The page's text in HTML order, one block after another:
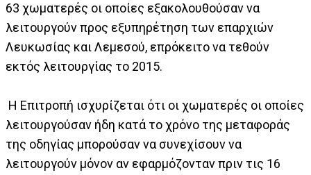
63 χωματερές οι οποίες εξακολουθούσαν να
λειτουργούν προς εξυπηρέτηση των επαρχιών
Λευκωσίας και Λεμεσού, επρόκειτο να τεθούν
εκτός λειτουργίας το 2015.
Η Επιτροπή ισχυρίζεται ότι οι χωματερές οι οποίες
λειτουργούσαν ήδη κατά το χρόνο της μεταφοράς
της οδηγίας μπορούσαν να συνεχίσουν να
λειτουργούν μόνον αν εφαρμόζονταν πριν τις 16